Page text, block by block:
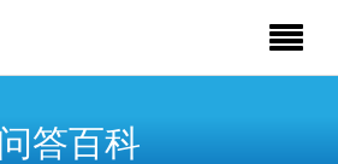
问答百科